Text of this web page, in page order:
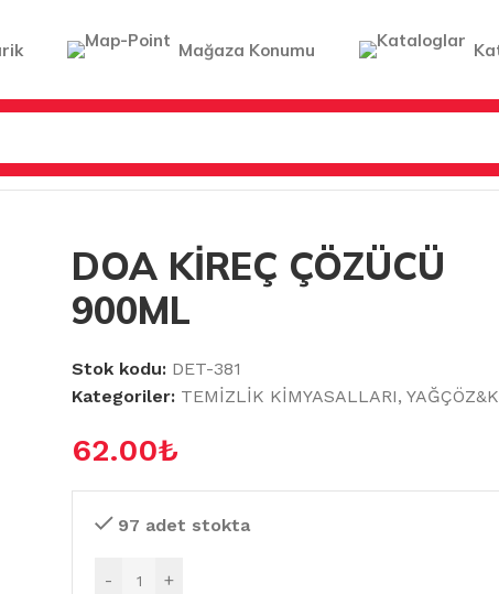
Mağaza Konumu
900ML
DOA KİREÇ ÇÖZÜCÜ
900ML
Stok kodu: DET-381
Kategoriler: TEMİZLİK KİMYASALLARI,
62.00₺
97 adet stokta
- +